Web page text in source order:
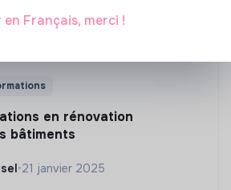
en rénovation
bâtiments
•21 janvier 2025
en Français, merci !